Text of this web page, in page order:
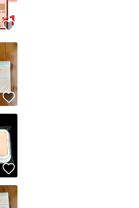
フリマサービスでの取引実績があります
証しているものではありません
度で24時間以内＆設定した発送日数内に発送してい
度で24時間以内に発送しています
した発送日数内に発送しています
ージへ
ンセル